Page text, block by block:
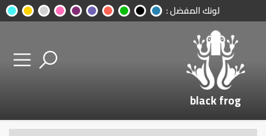
لونك المفضل :
black frog